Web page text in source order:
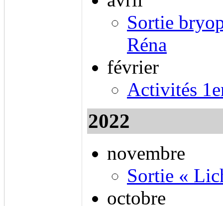
Sortie
Réna
février
Activités
2022
novembre
Sortie «
octobre